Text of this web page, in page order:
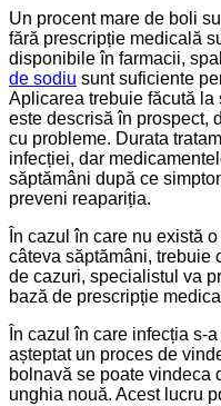
Un procent mare de boli
fără prescripție medicală
disponibile în farmacii,
de sodiu sunt suficiente
Aplicarea trebuie făcută
este descrisă în prospect,
cu probleme. Durata
infecției, dar
săptămâni după ce
preveni reapariția.
În cazul în care nu există
câteva săptămâni, trebuie
de cazuri, specialistul va
bază de prescripție
În cazul în care infecția s-
așteptat un proces de
bolnavă se poate vindeca
unghia nouă. Acest lucru